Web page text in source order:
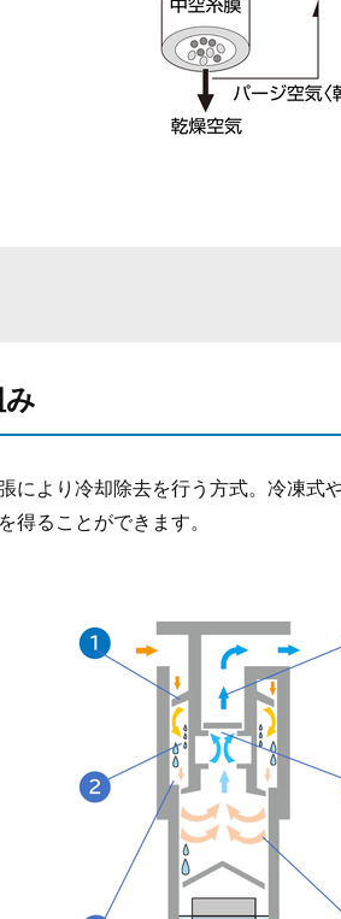
により冷却除去を行う方式。冷凍式
得ることができます。